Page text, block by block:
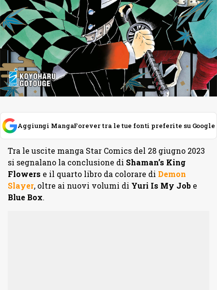
Aggiungi MangaForever tra le tue fonti preferite su Google
Tra le uscite manga Star Comics del 28 giugno 2023
si segnalano la conclusione di Shaman’s King
Flowers e il quarto libro da colorare di Demon
Slayer, oltre ai nuovi volumi di Yuri Is My Job e
Blue Box.